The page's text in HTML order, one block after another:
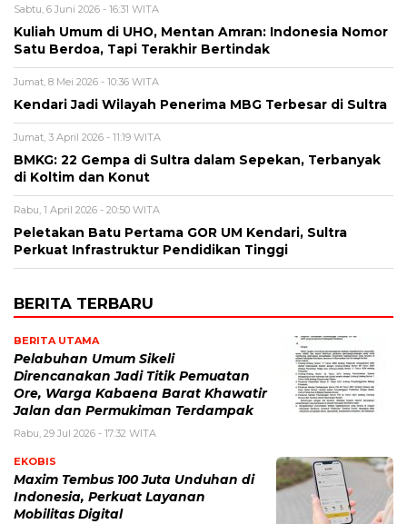
Sabtu, 6 Juni 2026 - 16:31 WITA
Kuliah Umum di UHO, Mentan Amran: Indonesia Nomor
Satu Berdoa, Tapi Terakhir Bertindak
Jumat, 8 Mei 2026 - 10:36 WITA
Kendari Jadi Wilayah Penerima MBG Terbesar di Sultra
Jumat, 3 April 2026 - 11:19 WITA
BMKG: 22 Gempa di Sultra dalam Sepekan, Terbanyak
di Koltim dan Konut
Rabu, 1 April 2026 - 20:50 WITA
Peletakan Batu Pertama GOR UM Kendari, Sultra
Perkuat Infrastruktur Pendidikan Tinggi
BERITA TERBARU
BERITA UTAMA
Pelabuhan Umum Sikeli
Direncanakan Jadi Titik Pemuatan
Ore, Warga Kabaena Barat Khawatir
Jalan dan Permukiman Terdampak
Rabu, 29 Jul 2026 - 17:32 WITA
EKOBIS
Maxim Tembus 100 Juta Unduhan di
Indonesia, Perkuat Layanan
Mobilitas Digital